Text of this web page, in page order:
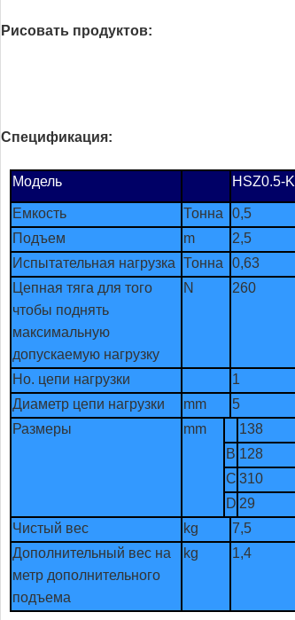
Рисовать продуктов:
Спецификация:
Модель HSZ0.5-K
Емкость Тонна 0,5
Подъем
m 2,5
Испытательная нагрузка Тонна 0,63
Цепная тяга для того
чтобы поднять
максимальную
допускаемую нагрузку
N 260
Но. цепи нагрузки 1
Диаметр цепи нагрузки
mm 5
Размеры
mm 138
B 128
C 310
D 29
Чистый вес
kg 7,5
Дополнительный вес на
метр дополнительного
подъема
kg 1,4